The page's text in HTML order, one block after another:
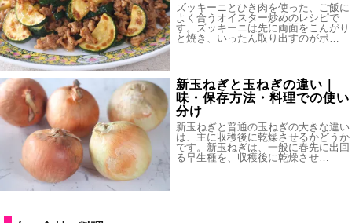
ズッキーニとひき肉を使った、ご飯に
よく合うオイスター炒めのレシピで
す。ズッキーニは先に両面をこんがり
と焼き、いったん取り出すのがポ…
新玉ねぎと玉ねぎの違い｜
味・保存方法・料理での使い
分け
新玉ねぎと普通の玉ねぎの大きな違い
は、主に収穫後に乾燥させるかどうか
です。新玉ねぎは、一般に春先に出回
る早生種を、収穫後に乾燥させ…